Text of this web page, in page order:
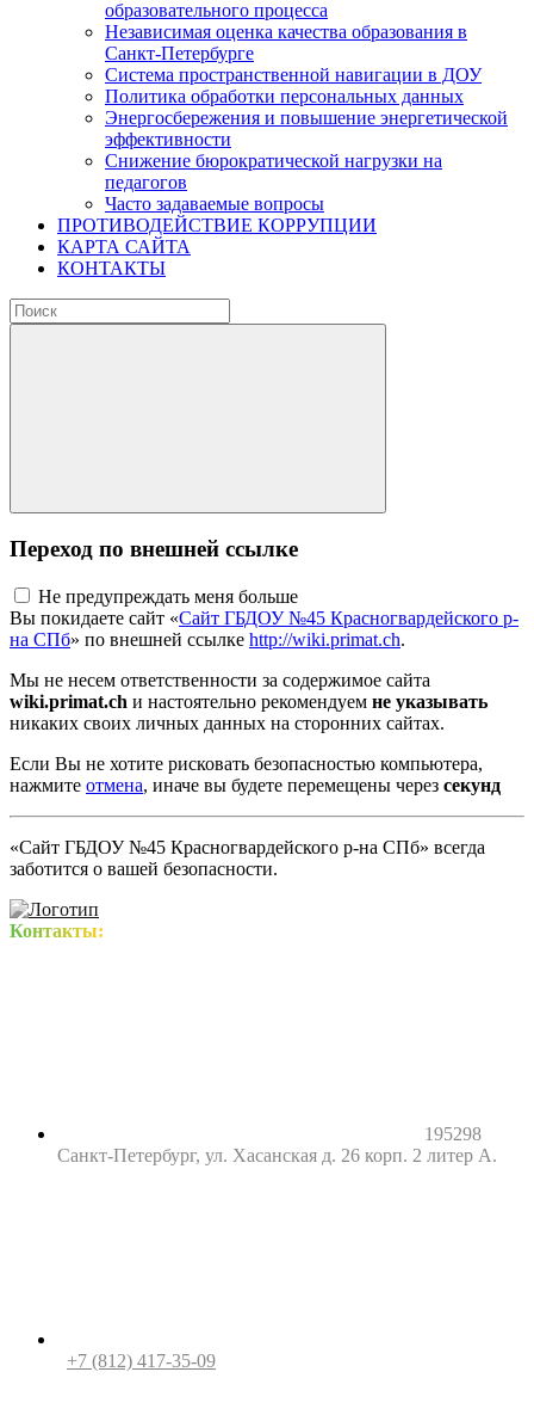
образовательного процесса
Независимая оценка качества образования в
Санкт-Петербурге
Система пространственной навигации в ДОУ
Политика обработки персональных данных
Энергосбережения и повышение энергетической
эффективности
Снижение бюрократической нагрузки на
педагогов
Часто задаваемые вопросы
ПРОТИВОДЕЙСТВИЕ КОРРУПЦИИ
КАРТА САЙТА
КОНТАКТЫ
Переход по внешней ссылке
Не предупреждать меня больше
Вы покидаете сайт «Сайт ГБДОУ №45 Красногвардейского р-
на СПб» по внешней ссылке http://wiki.primat.ch.
Мы не несем ответственности за содержимое сайта
wiki.primat.ch и настоятельно рекомендуем не указывать
никаких своих личных данных на сторонних сайтах.
Если Вы не хотите рисковать безопасностью компьютера,
нажмите отмена, иначе вы будете перемещены через секунд
«Сайт ГБДОУ №45 Красногвардейского р-на СПб» всегда
заботится о вашей безопасности.
Контакты:
195298
Санкт-Петербург, ул. Хасанская д. 26 корп. 2 литер А.
+7 (812) 417-35-09